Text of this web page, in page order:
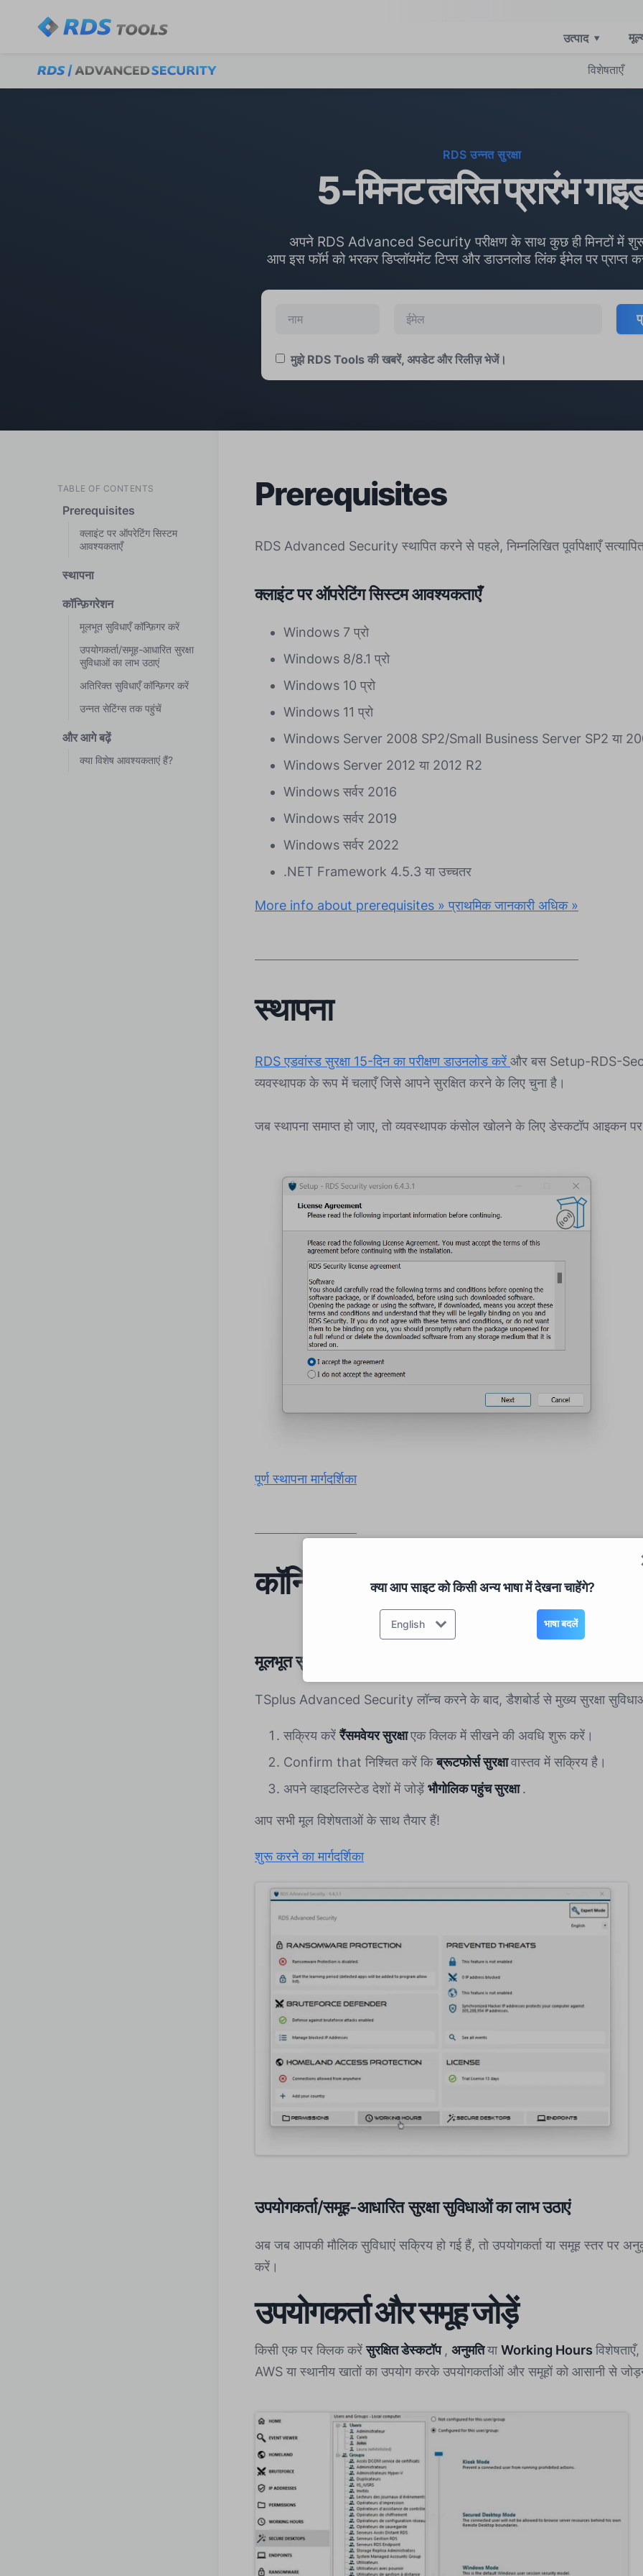
उत्पाद ▾
क्या आप साइट को किसी अन्य भाषा में देखना चाहेंगे?
English भाषा बदलें
विशेषताएँ
RDS उन्नत सुरक्षा
5-मिनट त्वरित प्रारंभ
अपने RDS Advanced Security परीक्षण के साथ कुछ ही मिनटों में
आप इस फॉर्म को भरकर डिप्लॉयमेंट टिप्स और डाउनलोड लिंक ईमेल पर प्राप्त
मुझे RDS Tools की खबरें, अपडेट और रिलीज़ भेजें।
TABLE OF CONTENTS
Prerequisites
क्लाइंट पर ऑपरेटिंग सिस्टम
आवश्यकताएँ
स्थापना
कॉन्फ़िगरेशन
मूलभूत सुविधाएँ कॉन्फ़िगर करें
उपयोगकर्ता/समूह-आधारित सुरक्षा
सुविधाओं का लाभ उठाएं
अतिरिक्त सुविधाएँ कॉन्फ़िगर करें
उन्नत सेटिंग्स तक पहुंचें
और आगे बढ़ें
क्या विशेष आवश्यकताएं हैं?
Prerequisites
RDS Advanced Security स्थापित करने से पहले, निम्नलिखित पूर्वापेक्षाएँ
क्लाइंट पर ऑपरेटिंग सिस्टम आवश्यकताएँ
Windows 7 प्रो
Windows 8/8.1 प्रो
Windows 10 प्रो
Windows 11 प्रो
Windows Server 2008 SP2/Small Business Server SP2 या
Windows Server 2012 या 2012 R2
Windows सर्वर 2016
Windows सर्वर 2019
Windows सर्वर 2022
.NET Framework 4.5.3 या उच्चतर
More info about prerequisites » प्राथमिक जानकारी अधिक »
स्थापना
RDS एडवांस्ड सुरक्षा 15-दिन का परीक्षण डाउनलोड करें और बस Setup-RDS-
व्यवस्थापक के रूप में चलाएँ जिसे आपने सुरक्षित करने के लिए चुना है।
जब स्थापना समाप्त हो जाए, तो व्यवस्थापक कंसोल खोलने के लिए डेस्कटॉप आइकन
पूर्ण स्थापना मार्गदर्शिका
कॉन्फ़िगरेशन
मूलभूत सुविधाएँ कॉन्फ़िगर करें
TSplus Advanced Security लॉन्च करने के बाद, डैशबोर्ड से मुख्य सुरक्षा
सक्रिय करेंरैंसमवेयर सुरक्षाएक क्लिक में सीखने की अवधि शुरू करें।
Confirm that निश्चित करें किब्रूटफोर्स सुरक्षावास्तव में सक्रिय है।
अपने व्हाइटलिस्टेड देशों में जोड़ें भौगोलिक पहुंच सुरक्षा.
आप सभी मूल विशेषताओं के साथ तैयार हैं!
शुरू करने का मार्गदर्शिका
उपयोगकर्ता/समूह-आधारित सुरक्षा सुविधाओं का लाभ उठाएं
अब जब आपकी मौलिक सुविधाएं सक्रिय हो गई हैं, तो उपयोगकर्ता या समूह स्तर पर
करें।
उपयोगकर्ता और समूह जोड़ें
किसी एक पर क्लिक करेंसुरक्षित डेस्कटॉप , अनुमतियाWorking Hours
AWS या स्थानीय खातों का उपयोग करके उपयोगकर्ताओं और समूहों को आसानी से